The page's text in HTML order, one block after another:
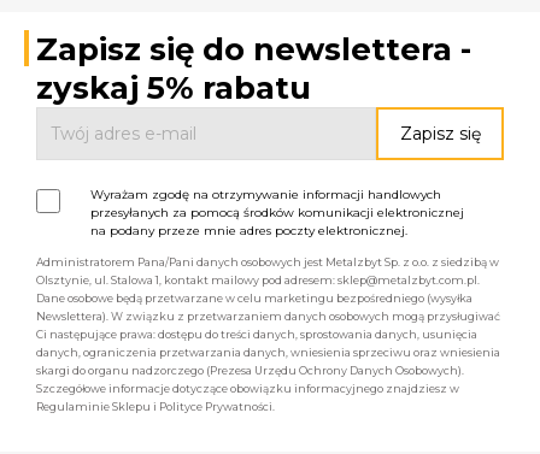
Zapisz się do newslettera -
zyskaj 5% rabatu
Wyrażam zgodę na otrzymywanie informacji handlowych
przesyłanych za pomocą środków komunikacji elektronicznej
na podany przeze mnie adres poczty elektronicznej.
Administratorem Pana/Pani danych osobowych jest Metalzbyt Sp. z o.o. z siedzibą w
Olsztynie, ul. Stalowa 1, kontakt mailowy pod adresem: sklep@metalzbyt.com.pl.
Dane osobowe będą przetwarzane w celu marketingu bezpośredniego (wysyłka
Newslettera). W związku z przetwarzaniem danych osobowych mogą przysługiwać
Ci następujące prawa: dostępu do treści danych, sprostowania danych, usunięcia
danych, ograniczenia przetwarzania danych, wniesienia sprzeciwu oraz wniesienia
skargi do organu nadzorczego (Prezesa Urzędu Ochrony Danych Osobowych).
Szczegółowe informacje dotyczące obowiązku informacyjnego znajdziesz w
Regulaminie Sklepu i Polityce Prywatności.